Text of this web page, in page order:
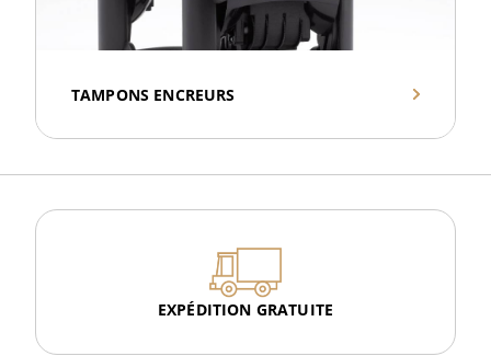
TAMPONS ENCREURS
EXPÉDITION GRATUITE